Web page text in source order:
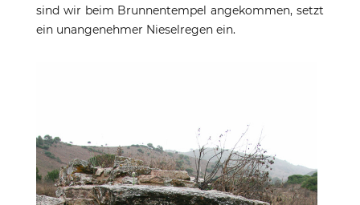
sind wir beim Brunnentempel angekommen, setzt
ein unangenehmer Nieselregen ein.